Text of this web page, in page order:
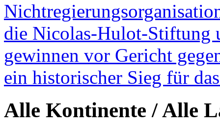
die Nicolas-Hulot-Stiftung
gewinnen vor Gericht
ein historischer Sieg für
Alle Kontinente / Alle